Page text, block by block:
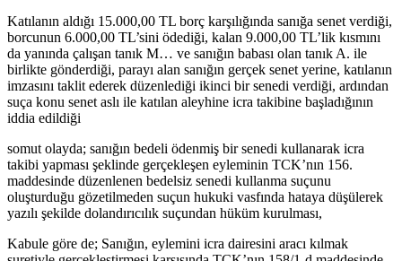
Katılanın aldığı 15.000,00 TL borç karşılığında sanığa senet verdiği,
borcunun 6.000,00 TL’sini ödediği, kalan 9.000,00 TL’lik kısmını
da yanında çalışan tanık M… ve sanığın babası olan tanık A. ile
birlikte gönderdiği, parayı alan sanığın gerçek senet yerine, katılanın
imzasını taklit ederek düzenlediği ikinci bir senedi verdiği, ardından
suça konu senet aslı ile katılan aleyhine icra takibine başladığının
iddia edildiği
somut olayda; sanığın bedeli ödenmiş bir senedi kullanarak icra
takibi yapması şeklinde gerçekleşen eyleminin TCK’nın 156.
maddesinde düzenlenen bedelsiz senedi kullanma suçunu
oluşturduğu gözetilmeden suçun hukuki vasfında hataya düşülerek
yazılı şekilde dolandırıcılık suçundan hüküm kurulması,
Kabule göre de; Sanığın, eylemini icra dairesini aracı kılmak